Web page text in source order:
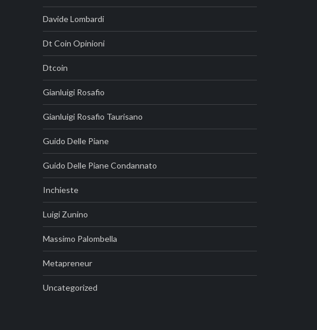
Davide Lombardi
Dt Coin Opinioni
Dtcoin
Gianluigi Rosafio
Gianluigi Rosafio Taurisano
Guido Delle Piane
Guido Delle Piane Condannato
Inchieste
Luigi Zunino
Massimo Palombella
Metapreneur
Uncategorized